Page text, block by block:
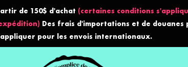
de 150$ d'achat (certaines conditions
Des frais d'importations et de douanes
pour les envois internationaux.